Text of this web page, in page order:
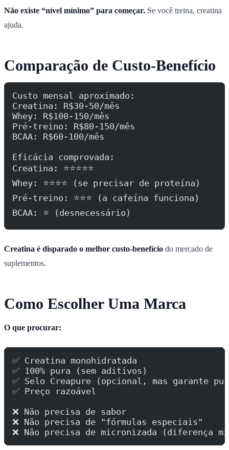
Não existe “nível mínimo” para começar. Se você treina, creatina
ajuda.
Comparação de Custo-Benefício
Custo mensal aproximado:
Creatina: R$30-50/mês
Whey: R$100-150/mês
Pré-treino: R$80-150/mês
BCAA: R$60-100/mês
Eficácia comprovada:
Creatina: ⭐⭐⭐⭐⭐
Whey: ⭐⭐⭐⭐ (se precisar de proteína)
Pré-treino: ⭐⭐⭐ (a cafeína funciona)
BCAA: ⭐ (desnecessário)
Creatina é disparado o melhor custo-benefício do mercado de
suplementos.
Como Escolher Uma Marca
O que procurar:
✅ Creatina monohidratada
✅ 100% pura (sem aditivos)
✅ Selo Creapure (opcional, mas garante
✅ Preço razoável
❌ Não precisa de sabor
❌ Não precisa de "fórmulas especiais"
❌ Não precisa de micronizada (diferença